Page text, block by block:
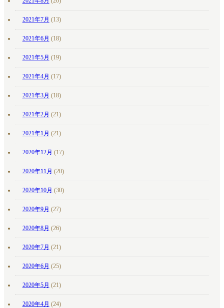
2021年7月 (13)
2021年6月 (18)
2021年5月 (19)
2021年4月 (17)
2021年3月 (18)
2021年2月 (21)
2021年1月 (21)
2020年12月 (17)
2020年11月 (20)
2020年10月 (30)
2020年9月 (27)
2020年8月 (26)
2020年7月 (21)
2020年6月 (25)
2020年5月 (21)
2020年4月 (24)